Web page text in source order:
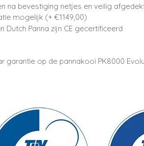
na bevestiging netjes en veilig
mogelijk (+ €1149,00)
Dutch Panna zijn CE gecertificeerd
garantie op de pannakooi PK8000